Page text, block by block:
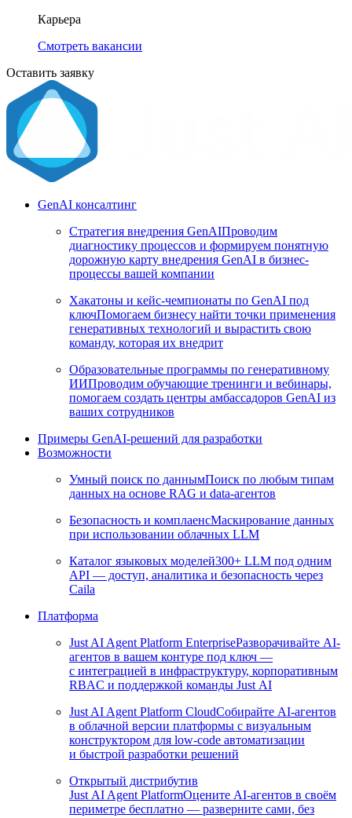
Карьера
Смотреть вакансии
Оставить заявку
GenAI консалтинг
Стратегия внедрения GenAIПроводим
диагностику процессов и формируем понятную
дорожную карту внедрения GenAI в бизнес-
процессы вашей компании
Хакатоны и кейс-чемпионаты по GenAI под
ключПомогаем бизнесу найти точки применения
генеративных технологий и вырастить свою
команду, которая их внедрит
Образовательные программы по генеративному
ИИПроводим обучающие тренинги и вебинары,
помогаем создать центры амбассадоров GenAI из
ваших сотрудников
Примеры GenAI-решений для разработки
Возможности
Умный поиск по даннымПоиск по любым типам
данных на основе RAG и data-агентов
Безопасность и комплаенсМаскирование данных
при использовании облачных LLM
Каталог языковых моделей300+ LLM под одним
API — доступ, аналитика и безопасность через
Caila
Платформа
Just AI Agent Platform EnterpriseРазворачивайте AI-
агентов в вашем контуре под ключ —
с интеграцией в инфраструктуру, корпоративным
RBAC и поддержкой команды Just AI
Just AI Agent Platform CloudСобирайте AI-агентов
в облачной версии платформы с визуальным
конструктором для low-code автоматизации
и быстрой разработки решений
Открытый дистрибутив
Just AI Agent PlatformОцените AI-агентов в своём
периметре бесплатно — разверните сами, без